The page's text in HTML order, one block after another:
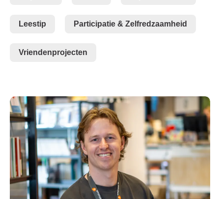
Leestip Participatie & Zelfredzaamheid
Vriendenprojecten